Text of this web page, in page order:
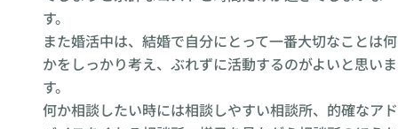
す。
また婚活中は、結婚で自分にとって一番大切なことは何
かをしっかり考え、ぶれずに活動するのがよいと思いま
す。
何か相談したい時には相談しやすい相談所、的確なアド